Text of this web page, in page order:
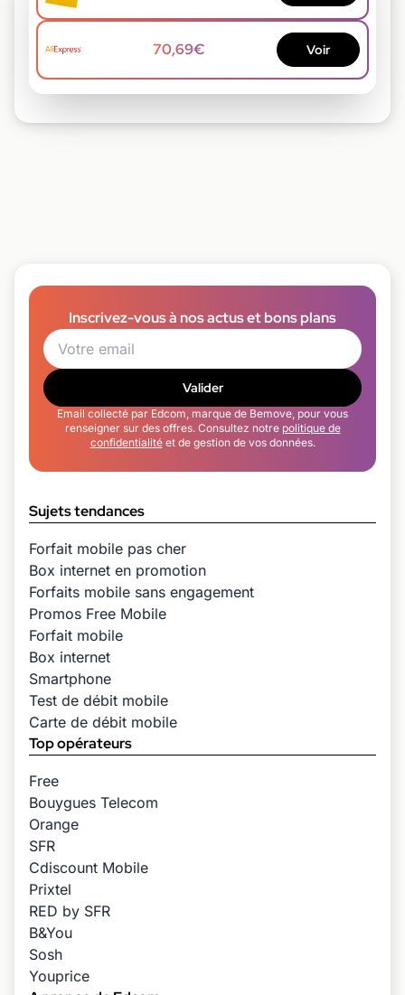
70,69€ Voir
Inscrivez-vous à nos actus et bons plans
Valider
Email collecté par Edcom, marque de Bemove, pour vous
renseigner sur des offres. Consultez notre politique de
confidentialitéet de gestion de vos données.
Sujets tendances
Forfait mobile pas cher
Box internet en promotion
Forfaits mobile sans engagement
Promos Free Mobile
Forfait mobile
Box internet
Smartphone
Test de débit mobile
Carte de débit mobile
Top opérateurs
Free
Bouygues Telecom
Orange
SFR
Cdiscount Mobile
Prixtel
RED by SFR
B&You
Sosh
Youprice